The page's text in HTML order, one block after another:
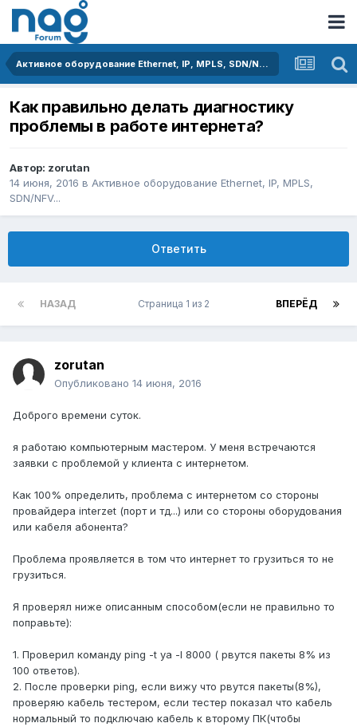
Активное оборудование Ethernet, IP, MPLS, SDN/NFV...
Как правильно делать диагностику
проблемы в работе интернета?
Автор: zorutan
14 июня, 2016 в Активное оборудование Ethernet, IP, MPLS,
SDN/NFV...
Ответить
НАЗАД ВПЕРЁД
Страница 1 из 2
zorutan
Опубликовано 14 июня, 2016
Доброго времени суток.
я работаю компьютерным мастером. У меня встречаются
заявки с проблемой у клиента с интернетом.
Как 100% определить, проблема с интернетом со стороны
провайдера interzet (порт и тд...) или со стороны оборудования
или кабеля абонента?
Проблема проявляется в том что интернет то грузиться то не
грузиться.
Я проверял ниже описанным способом(если не правильно то
поправьте):
1. Проверил команду ping -t ya -l 8000 ( рвутся пакеты 8% из
100 ответов).
2. После проверки ping, если вижу что рвутся пакеты(8%),
проверяю кабель тестером, если тестер показал что кабель
нормальный то подключаю кабель к второму ПК(чтобы